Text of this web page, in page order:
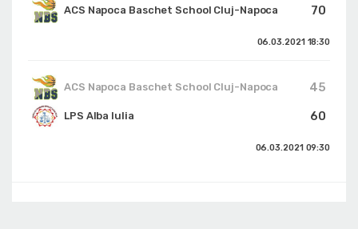
70
ACS Napoca Baschet School Cluj-Napoca
06.03.2021 18:30
ACS Napoca Baschet School Cluj-Napoca
45
60
LPS Alba Iulia
06.03.2021 09:30